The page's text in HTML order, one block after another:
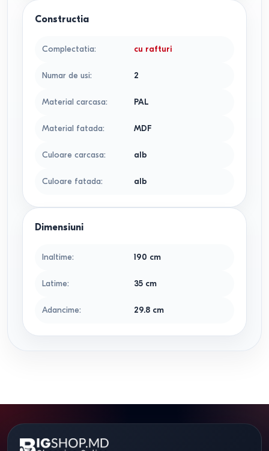
Constructia
Complectatia: cu rafturi
Numar de usi: 2
Material carcasa: PAL
Material fatada: MDF
Culoare carcasa: alb
Culoare fatada: alb
Dimensiuni
Inaltime: 190 cm
Latime: 35cm
Adancime: 29.8cm